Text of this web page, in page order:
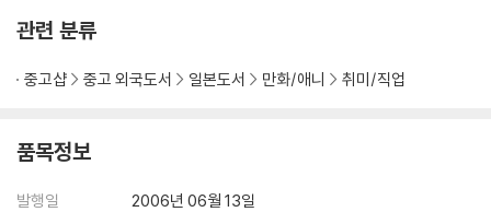
관련 분류
중고샵 중고 외국도서 일본도서 만화/애니 취미/직업
품목정보
발행일
2006년 06월 13일